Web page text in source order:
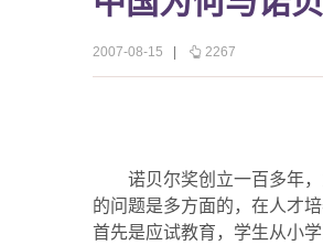
2007-08-15 2267
诺贝尔奖创立一百多年
的问题是多方面的，在人才
首先是应试教育，学生从小